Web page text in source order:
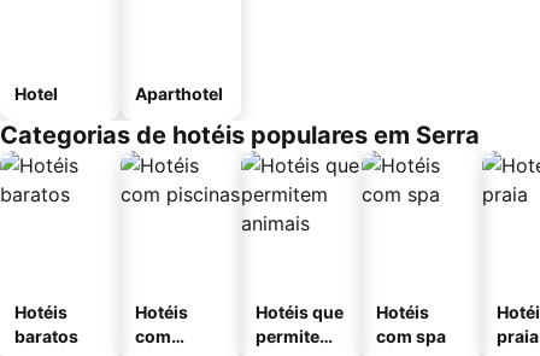
Hotel Aparthotel
Categorias de hotéis populares em Serra
Hotéis
baratos
Hotéis
com
Hotéis que
permitem
Hotéis
com spa
praia